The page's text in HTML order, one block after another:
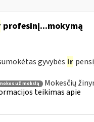
profesinį...mokymą
gyvybės ir
už mokslą
Mokesčių
teikimas apie